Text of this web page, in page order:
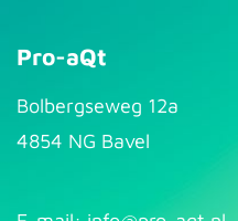
Pro-aQt
Bolbergseweg 12a
4854 NG Bavel